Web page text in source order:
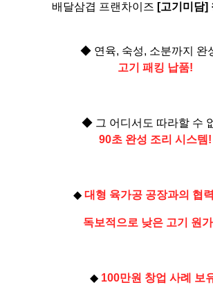
배달삼겹 프랜차이즈 [고기미담]
◆ 연육, 숙성, 소분까지 완
고기 패킹 납품!
◆ 그 어디서도 따라할 수
90초 완성 조리 시스템!
◆ 대형 육가공 공장과의 협
독보적으로 낮은 고기 원
◆ 100만원 창업 사례 보